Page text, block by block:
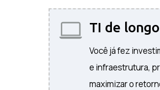
TI de
Você já fez
e infraestrutura,
maximizar o